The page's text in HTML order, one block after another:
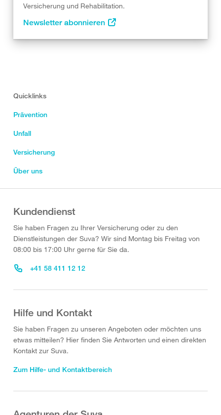
Versicherung und Rehabilitation.
Newsletter abonnieren
Quicklinks
Prävention
Unfall
Versicherung
Über uns
Kundendienst
Sie haben Fragen zu Ihrer Versicherung oder zu den
Dienstleistungen der Suva? Wir sind Montag bis Freitag von
08:00 bis 17:00 Uhr gerne für Sie da.
+41 58 411 12 12
Hilfe und Kontakt
Sie haben Fragen zu unseren Angeboten oder möchten uns
etwas mitteilen? Hier finden Sie Antworten und einen direkten
Kontakt zur Suva.
Zum Hilfe- und Kontaktbereich